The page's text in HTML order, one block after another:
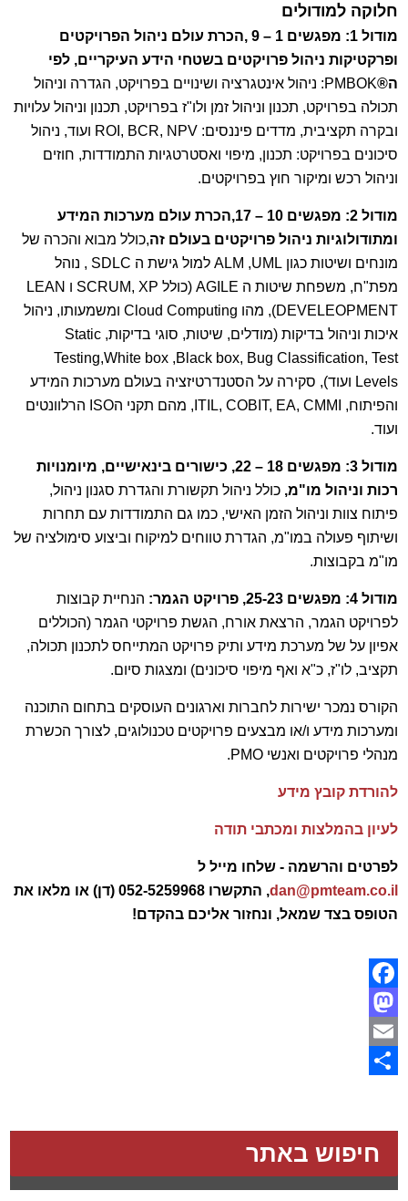
חלוקה למודולים
מודול 1: מפגשים 1 – 9 ,הכרת עולם ניהול הפרויקטים
ופרקטיקות ניהול פרויקטים בשטחי הידע העיקריים, לפי
ה®
PMBOK: ניהול אינטגרציה ושינויים בפרויקט, הגדרה וניהול
תכולה בפרויקט, תכנון וניהול זמן ולו"ז בפרויקט, תכנון וניהול עלויות
ובקרה תקציבית, מדדים פיננסים: ROI, BCR, NPV ועוד, ניהול
סיכונים בפרויקט: תכנון, מיפוי ואסטרטגיות התמודדות, חוזים
וניהול רכש ומיקור חוץ בפרויקטים.
מודול 2: מפגשים 10 – 17,הכרת עולם מערכות המידע
ומתודולוגיות ניהול פרויקטים בעולם זה,כולל מבוא והכרה של
מונחים ושיטות כגון ALM ,UML למול גישת ה SDLC , נוהל
מפת"ח, משפחת שיטות ה AGILE (כולל SCRUM, XP ו LEAN
DEVELEOPMENT), מהו Cloud Computing ומשמעותו, ניהול
איכות וניהול בדיקות (מודלים, שיטות, סוגי בדיקות, Static
Testing,White box ,Black box, Bug Classification, Test
Levels ועוד), סקירה על הסטנדרטיזציה בעולם מערכות המידע
והפיתוח, ITIL, COBIT, EA, CMMI, מהם תקני הISO הרלוונטים
ועוד.
מודול 3: מפגשים 18 – 22, כישורים בינאישיים, מיומנויות
רכות וניהול מו"מ, כולל ניהול תקשורת והגדרת סגנון ניהול,
פיתוח צוות וניהול הזמן האישי, כמו גם התמודדות עם תחרות
ושיתוף פעולה במו"מ, הגדרת טווחים למיקוח וביצוע סימולציה של
מו"מ בקבוצות.
מודול 4: מפגשים 25-23, פרויקט הגמר:
הנחיית קבוצות
לפרויקט הגמר, הרצאת אורח, הגשת פרויקטי הגמר (הכוללים
אפיון על של מערכת מידע ותיק פרויקט המתייחס לתכנון תכולה,
תקציב, לו"ז, כ"א ואף מיפוי סיכונים) ומצגות סיום.
הקורס נמכר ישירות לחברות וארגונים העוסקים בתחום התוכנה
ומערכות מידע ו/או מבצעים פרויקטים טכנולוגים, לצורך הכשרת
מנהלי פרויקטים ואנשי PMO.
להורדת קובץ מידע
לעיון בהמלצות ומכתבי תודה
לפרטים והרשמה - שלחו מייל ל
dan@pmteam.co.il
,
התקשרו 052-5259968 (דן) או מלאו את
הטופס בצד שמאל, ונחזור אליכם בהקדם!
Facebook
Mastodon
Email
חיפוש באתר